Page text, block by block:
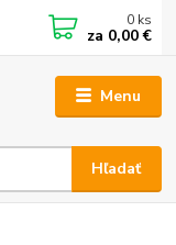
Menu
Hľadať
0 ks
za 0,00 €